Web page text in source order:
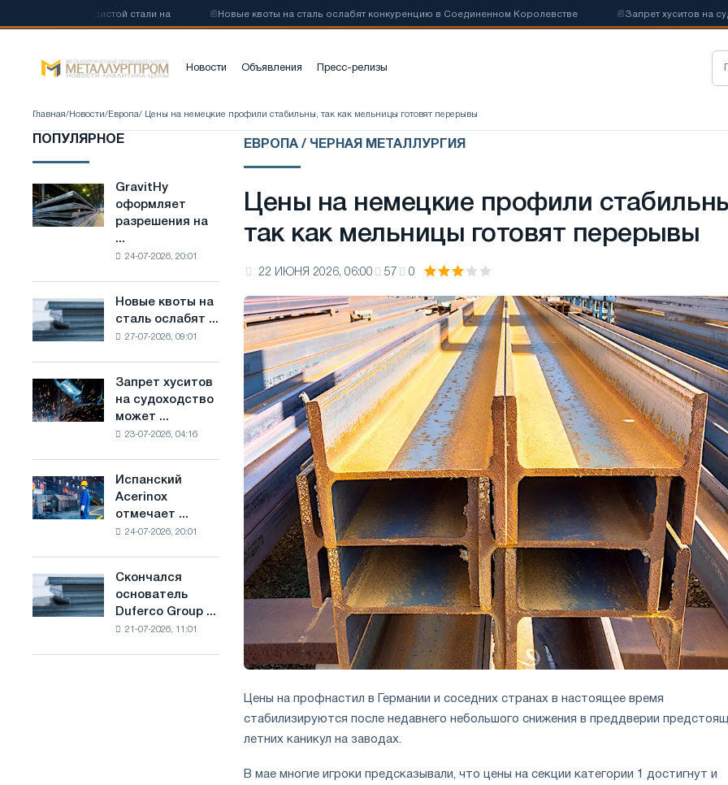
стали на Новые квоты на сталь ослабят конкуренцию в Соединенном Королевстве Запрет хуситов на
Новости Объявления Пресс-релизы
Главная/ Новости/ Европа/ Цены на немецкие профили стабильны, так как мельницы готовят перерывы
ПОПУЛЯРНОЕ
GravitHy
оформляет
разрешения
строительство
производству
низкоуглеродистой
на
основе
водорода
во
GravitHy
оформляет
разрешения на
...
24-07-2026, 20:01
Новые
квоты
на
конкуренцию
в
Новые квоты на
сталь ослабят ...
27-07-2026, 09:01
Запрет
хуситов
на
импорт
Саудовской
Запрет хуситов
на судоходство
может ...
23-07-2026, 04:16
Испанский
Acerinox
отмечает
положительную
втором
полугодии
мерам
Испанский
Acerinox
отмечает ...
24-07-2026, 20:01
Скончался
основатель
Duferco
Скончался
основатель
Duferco Group ...
21-07-2026, 11:01
ЕВРОПА / ЧЕРНАЯ МЕТАЛЛУРГИЯ
Цены на немецкие профили
так как мельницы готовят перерывы
22 ИЮНЯ 2026, 06:00 57 0
Цены на профнастил в Германии и соседних странах в настоящее время
стабилизируются после недавнего небольшого снижения в преддверии
летних каникул на заводах.
В мае многие игроки предсказывали, что цены на секции категории 1 достигнут и